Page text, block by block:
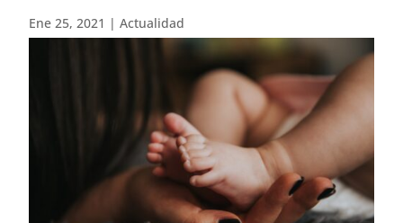
Ene 25, 2021 |Actualidad